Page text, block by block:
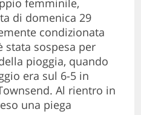
di domenica 29
condizionata
stata sospesa per
pioggia, quando
era sul 6-5 in
Al rientro in
una piega